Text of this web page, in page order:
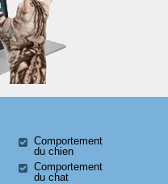
Comportement
du chien
Comportement
du chat